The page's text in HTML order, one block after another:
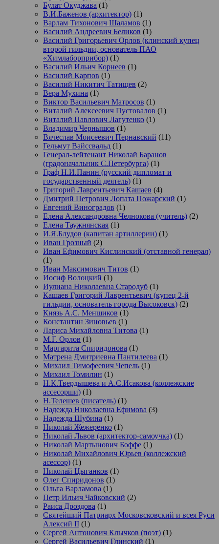
Булат Окуджава (1)
В.И.Баженов (архитектор) (1)
Варлам Тихонович Шаламов (1)
Василий Андреевич Беликов (1)
Василий Григорьевич Орлов (клинский купец
второй гильдии, основатель ПАО
«Химлаборприбор) (1)
Василий Ильич Корнеев (1)
Василий Карпов (1)
Василий Никитич Татищев (2)
Вера Мухина (1)
Виктор Васильевич Матросов (1)
Виталий Алексеевич Пустовалов (1)
Виталий Павлович Лагутенко (1)
Владимир Чернышов (1)
Вячеслав Моисеевич Пернавский (11)
Гельмут Вайссвальд (1)
Генерал-лейтенант Николай Баранов
(градоначальник С.Петербурга) (1)
Граф Н.И.Панин (русский дипломат и
государственный деятель) (1)
Григорий Лаврентьевич Кашаев (4)
Дмитрий Петрович Лопата Пожарский (1)
Евгений Виноградов (1)
Елена Александровна Челнокова (учитель) (2)
Елена Таужнянская (1)
И.Я.Блудов (капитан артиллерии) (1)
Иван Грозный (2)
Иван Ефимович Кислинский (отставной генерал)
(1)
Иван Максимович Титов (1)
Иосиф Волоцкий (1)
Иулиана Николаевна Стародуб (1)
Кашаев Григорий Лаврентьевич (купец 2-й
гильдии, основатель города Высоковск) (2)
Князь А.С. Меншиков (1)
Константин Зиновьев (1)
Лариса Михайловна Титова (1)
М.Г. Орлов (1)
Маргарита Спиридонова (1)
Матрена Дмитриевна Пантилеева (1)
Михаил Тимофеевич Чепель (1)
Михаил Томилин (1)
Н.К.Твердышева и А.С.Исакова (коллежские
ассесорши) (1)
Н.Телешев (писатель) (1)
Надежда Николаевна Ефимова (3)
Надежда Шубина (1)
Николай Жежеренко (1)
Николай Львов (архитектор-самоучка) (1)
Николай Мартынович Боффе (1)
Николай Михайлович Юрьев (коллежский
асессор) (1)
Николай Цыганков (1)
Олег Спиридонов (1)
Ольга Варламова (1)
Петр Ильич Чайковский (2)
Раиса Дроздова (1)
Святейший Патриарх Московсковский и всея Руси
Алексий II (1)
Сергей Антонович Клычков (поэт) (1)
Сергей Васильевич Глинский (1)